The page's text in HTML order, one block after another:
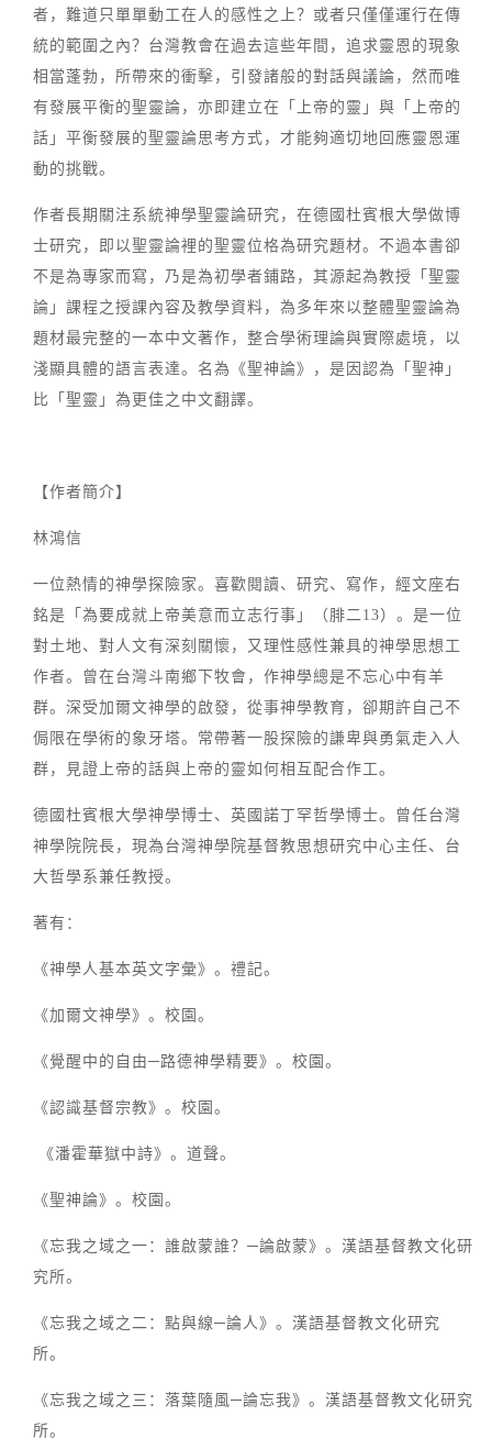
者，難道只單單動工在人的感性之上？或者只僅僅運行在傳
統的範圍之內？台灣教會在過去這些年間，追求靈恩的現象
相當蓬勃，所帶來的衝擊，引發諸般的對話與議論，然而唯
有發展平衡的聖靈論，亦即建立在「上帝的靈」與「上帝的
話」平衡發展的聖靈論思考方式，才能夠適切地回應靈恩運
動的挑戰。
作者長期關注系統神學聖靈論研究，在德國杜賓根大學做博
士研究，即以聖靈論裡的聖靈位格為研究題材。不過本書卻
不是為專家而寫，乃是為初學者鋪路，其源起為教授「聖靈
論」課程之授課內容及教學資料，為多年來以整體聖靈論為
題材最完整的一本中文著作，整合學術理論與實際處境，以
淺顯具體的語言表達。名為《聖神論》，是因認為「聖神」
比「聖靈」為更佳之中文翻譯。
【作者簡介】
林鴻信
一位熱情的神學探險家。喜歡閱讀、研究、寫作，經文座右
銘是「為要成就上帝美意而立志行事」（腓二13）。是一位
對土地、對人文有深刻關懷，又理性感性兼具的神學思想工
作者。曾在台灣斗南鄉下牧會，作神學總是不忘心中有羊
群。深受加爾文神學的啟發，從事神學教育，卻期許自己不
侷限在學術的象牙塔。常帶著一股探險的謙卑與勇氣走入人
群，見證上帝的話與上帝的靈如何相互配合作工。
德國杜賓根大學神學博士、英國諾丁罕哲學博士。曾任台灣
神學院院長，現為台灣神學院基督教思想研究中心主任、台
大哲學系兼任教授。
著有：
《神學人基本英文字彙》。禮記。
《加爾文神學》。校園。
《覺醒中的自由─路德神學精要》。校園。
《認識基督宗教》。校園。
《潘霍華獄中詩》。道聲。
《聖神論》。校園。
《忘我之域之一：誰啟蒙誰？─論啟蒙》。漢語基督教文化研
究所。
《忘我之域之二：點與線─論人》。漢語基督教文化研究
所。
《忘我之域之三：落葉隨風─論忘我》。漢語基督教文化研究
所。